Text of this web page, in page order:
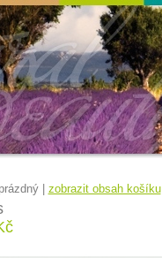
| zobrazit obsah košíku